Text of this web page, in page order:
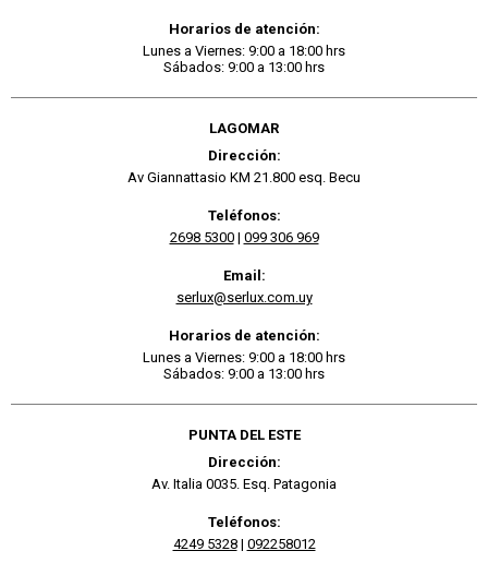
Horarios de atención:
Lunes a Viernes: 9:00 a 18:00 hrs
Sábados: 9:00 a 13:00 hrs
LAGOMAR
Dirección:
Av Giannattasio KM 21.800 esq. Becu
Teléfonos:
2698 5300| 099 306 969
Email:
serlux@serlux.com.uy
Horarios de atención:
Lunes a Viernes: 9:00 a 18:00 hrs
Sábados: 9:00 a 13:00 hrs
PUNTA DEL ESTE
Dirección:
Av. Italia 0035. Esq. Patagonia
Teléfonos:
4249 5328| 092258012